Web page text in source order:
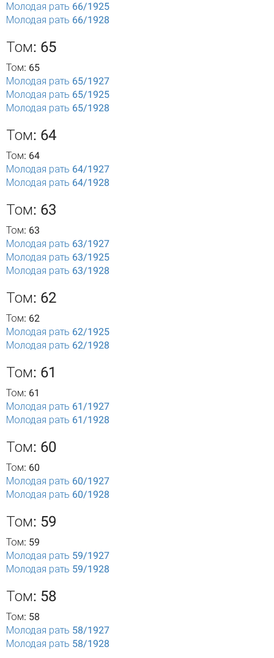
Молодая рать 66/1925
Молодая рать 66/1928
Том: 65
Том: 65
Молодая рать 65/1927
Молодая рать 65/1925
Молодая рать 65/1928
Том: 64
Том: 64
Молодая рать 64/1927
Молодая рать 64/1928
Том: 63
Том: 63
Молодая рать 63/1927
Молодая рать 63/1925
Молодая рать 63/1928
Том: 62
Том: 62
Молодая рать 62/1925
Молодая рать 62/1928
Том: 61
Том: 61
Молодая рать 61/1927
Молодая рать 61/1928
Том: 60
Том: 60
Молодая рать 60/1927
Молодая рать 60/1928
Том: 59
Том: 59
Молодая рать 59/1927
Молодая рать 59/1928
Том: 58
Том: 58
Молодая рать 58/1927
Молодая рать 58/1928